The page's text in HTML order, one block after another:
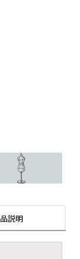
説明